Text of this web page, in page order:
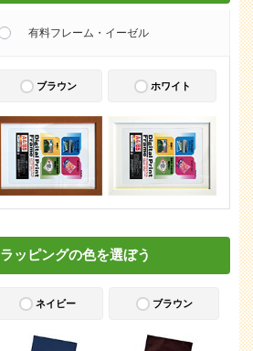
有料フレーム・イーゼル
ブラウン ホワイト
ラッピングの色を選ぼう
ネイビー ブラウン